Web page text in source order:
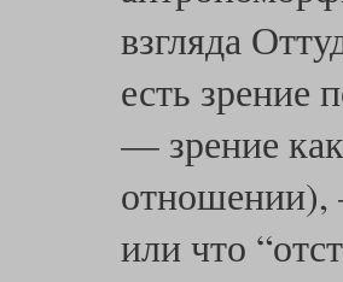
взгляда
есть зрение
— зрение
отношении),
или что